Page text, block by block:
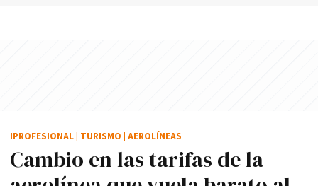
Cambio en las tarifas de la
IPROFESIONAL TURISMO AEROLÍNEAS